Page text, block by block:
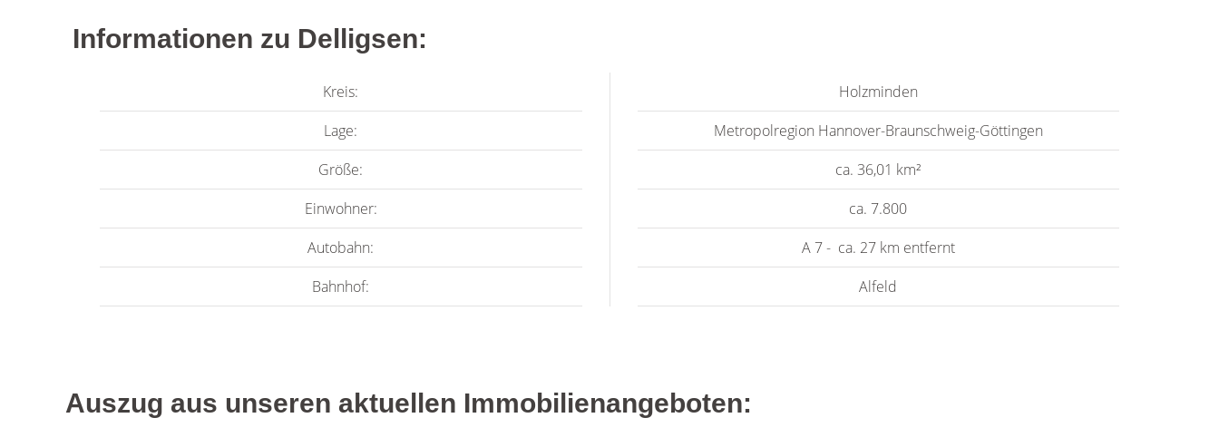
Informationen zu Delligsen:
Kreis:
Holzminden
Lage:
Metropolregion Hannover-Braunschweig-Göttingen
Größe:
ca. 36,01 km²
Einwohner:
ca. 7.800
Autobahn:
A 7 - ca. 27 km entfernt
Bahnhof:
Alfeld
Auszug aus unseren aktuellen Immobilienangeboten: